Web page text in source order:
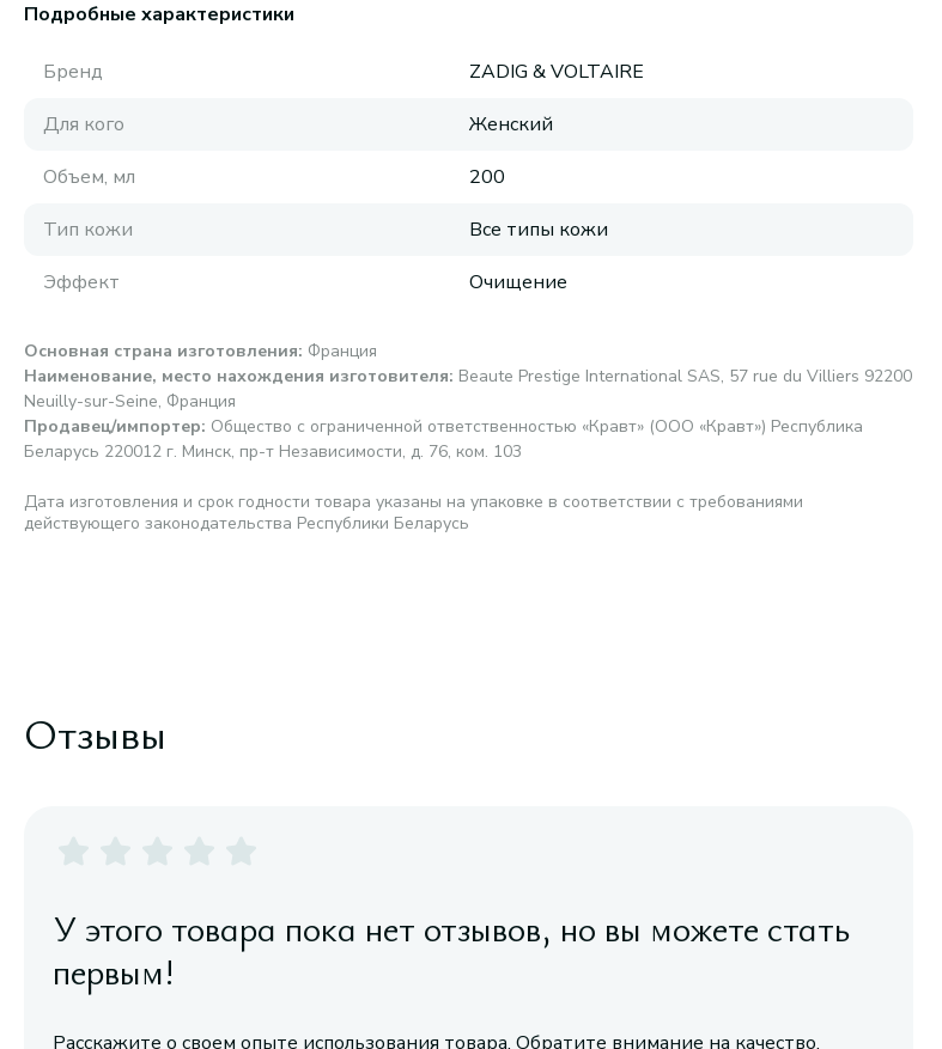
Подробные характеристики
Бренд
ZADIG & VOLTAIRE
Для кого
Женский
Объем, мл
200
Тип кожи
Все типы кожи
Эффект
Очищение
Основная страна изготовления: Франция
Наименование, место нахождения изготовителя: Beaute Prestige International SAS, 57 rue du Villiers 92200
Neuilly-sur-Seine, Франция
Продавец/импортер: Общество с ограниченной ответственностью «Кравт» (ООО «Кравт») Республика
Беларусь 220012 г. Минск, пр-т Независимости, д. 76, ком. 103
Дата изготовления и срок годности товара указаны на упаковке в соответствии с требованиями
действующего законодательства Республики Беларусь
Отзывы
У этого товара пока нет отзывов, но вы можете стать
первым!
Расскажите о своем опыте использования товара. Обратите внимание на качество,